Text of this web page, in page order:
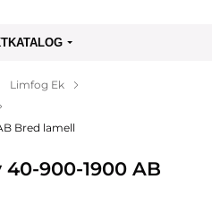
Limfog Ek
Bred lamell
900-1900 AB